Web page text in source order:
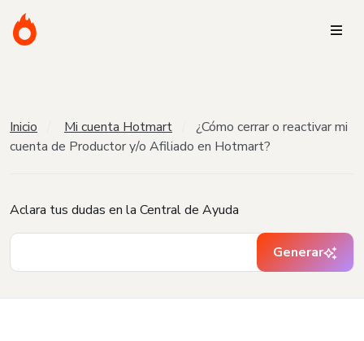
Inicio Mi cuenta Hotmart
¿Cómo cerrar o reactivar mi
cuenta de Productor y/o Afiliado en Hotmart?
Aclara tus dudas en la Central de Ayuda
Generar